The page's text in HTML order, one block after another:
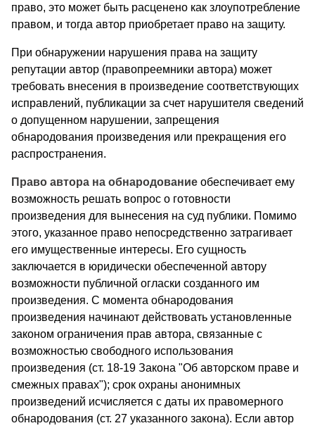
право, это может быть расценено как злоупот­ребление
правом, и тогда автор приобретает право на защиту.
При обнаружении нарушения права на защиту
репутации автор (правопреемники автора) может
требовать внесения в произведение соответствующих
исправлений, публикации за счет нарушителя сведений
о допущенном нарушении, запреще­ния
обнародования произведения или прекращения его
распро­странения.
Право автора на обнародование обеспечивает ему
возмож­ность решать вопрос о готовности
произведения для вынесения на суд публики. Помимо
этого, указанное право непосредствен­но затрагивает
его имущественные интересы. Его сущность
заключается в юридически обеспеченной автору
возможности публичной огласки созданного им
произведения. С момента об­народования
произведения начинают действовать установлен­ные
законом ограничения прав автора, связанные с
возможно­стью свободного использования
произведения (ст. 18-19 Закона "Об авторском праве и
смежных правах"); срок охраны аноним­ных
произведений исчисляется с даты их правомерного
обнаро­дования (ст. 27 указанного закона). Если автор